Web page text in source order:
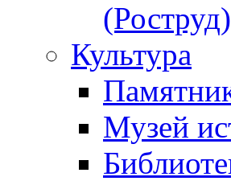
(Роструд)
Культура
Музей